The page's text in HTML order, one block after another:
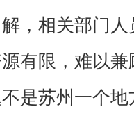
，相关部门
有限，难以
是苏州一个